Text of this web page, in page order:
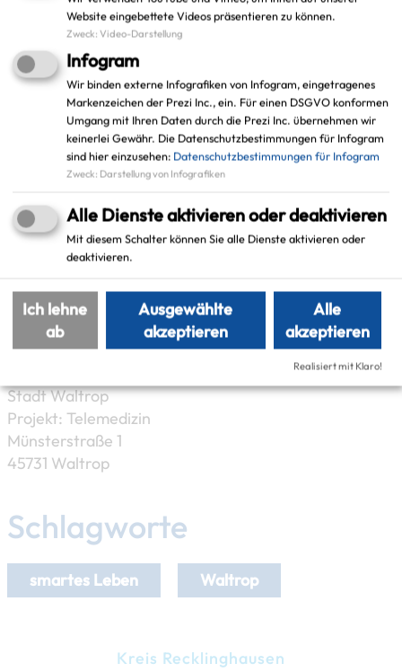
Stadt Waltrop
Projekt: Telemedizin
Münsterstraße 1
45731 Waltrop
Schlagworte
smartes Leben Waltrop
Kreis Recklinghausen
Website eingebettete Videos präsentieren zu können.
Zweck: Video-Darstellung
Infogram
Wir binden externe Infografiken von Infogram, eingetragenes
Markenzeichen der Prezi Inc., ein. Für einen DSGVO konformen
Umgang mit Ihren Daten durch die Prezi Inc. übernehmen wir
keinerlei Gewähr. Die Datenschutzbestimmungen für Infogram
sind hier einzusehen: Datenschutzbestimmungen für Infogram
Zweck: Darstellung von Infografiken
Alle Dienste aktivieren oder deaktivieren
Mit diesem Schalter können Sie alle Dienste aktivieren oder
deaktivieren.
Ich lehne
ab
Ausgewählte
akzeptieren
Alle
akzeptieren
Realisiert mit Klaro!